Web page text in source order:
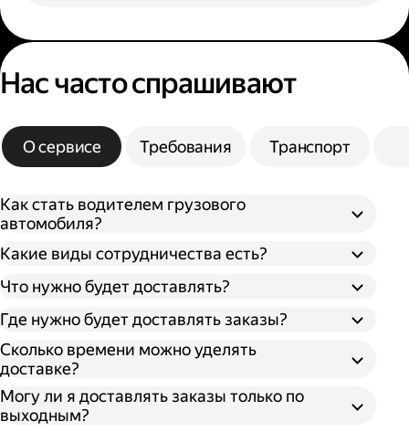
Нас часто спрашивают
О сервисе Требования Транспорт
Как стать водителем грузового
автомобиля?
Какие виды сотрудничества есть?
Через парк;
Через парк как самозанятый;
Как самозанятый;
Что нужно будет доставлять?
Где нужно будет доставлять заказы?
Сколько времени можно уделять
доставке?
Могу ли я доставлять заказы только по
выходным?